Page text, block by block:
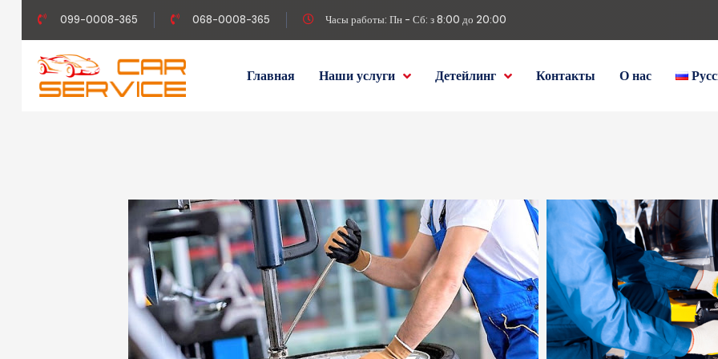
099-0008-365 068-0008-365 Часы работы: Пн - Сб: з 8:00 до 20:00
Главная Наши услуги Детейлинг Контакты О нас